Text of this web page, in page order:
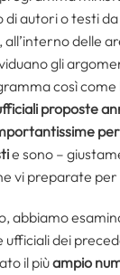
autori o testi
all’interno delle
gli
così
proposte
e sono –
vi preparate per
abbiamo
dei
il piùampio